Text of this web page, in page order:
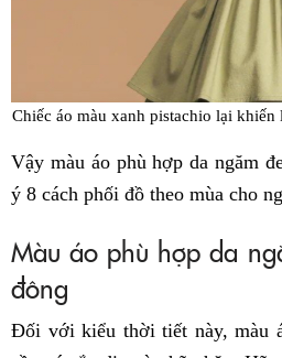
Chiếc áo màu xanh pistachio lại
Vậy màu áo phù hợp da ngăm
ý 8 cách phối đồ theo mùa cho
Màu áo phù hợp da
đông
Đối với kiểu thời tiết này, màu